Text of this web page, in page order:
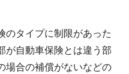
のタイプに制限があった
が自動車保険とは違う部
場合の補償がないなどの